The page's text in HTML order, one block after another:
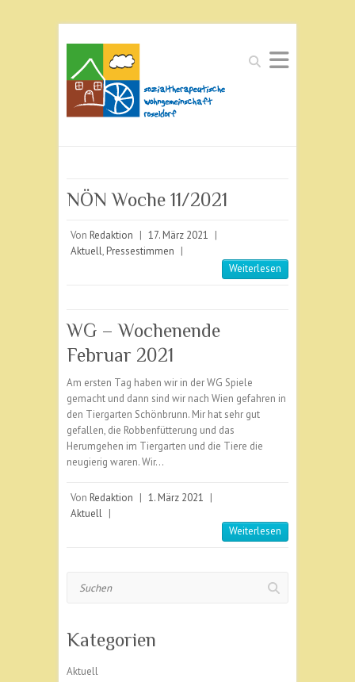
Suchen
NÖN Woche 11/2021
Von Redaktion | 17. März 2021 |
Aktuell, Pressestimmen |
Weiterlesen
WG – Wochenende
Februar 2021
Am ersten Tag haben wir in der WG Spiele
gemacht und dann sind wir nach Wien gefahren in
den Tiergarten Schönbrunn. Mir hat sehr gut
gefallen, die Robbenfütterung und das
Herumgehen im Tiergarten und die Tiere die
neugierig waren. Wir…
Von Redaktion | 1. März 2021 |
Aktuell |
Weiterlesen
Kategorien
Aktuell